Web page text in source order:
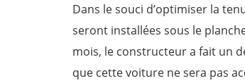
Dans le souci d’optimiser la
seront installées sous le
mois, le constructeur a fait un
que cette voiture ne sera pas